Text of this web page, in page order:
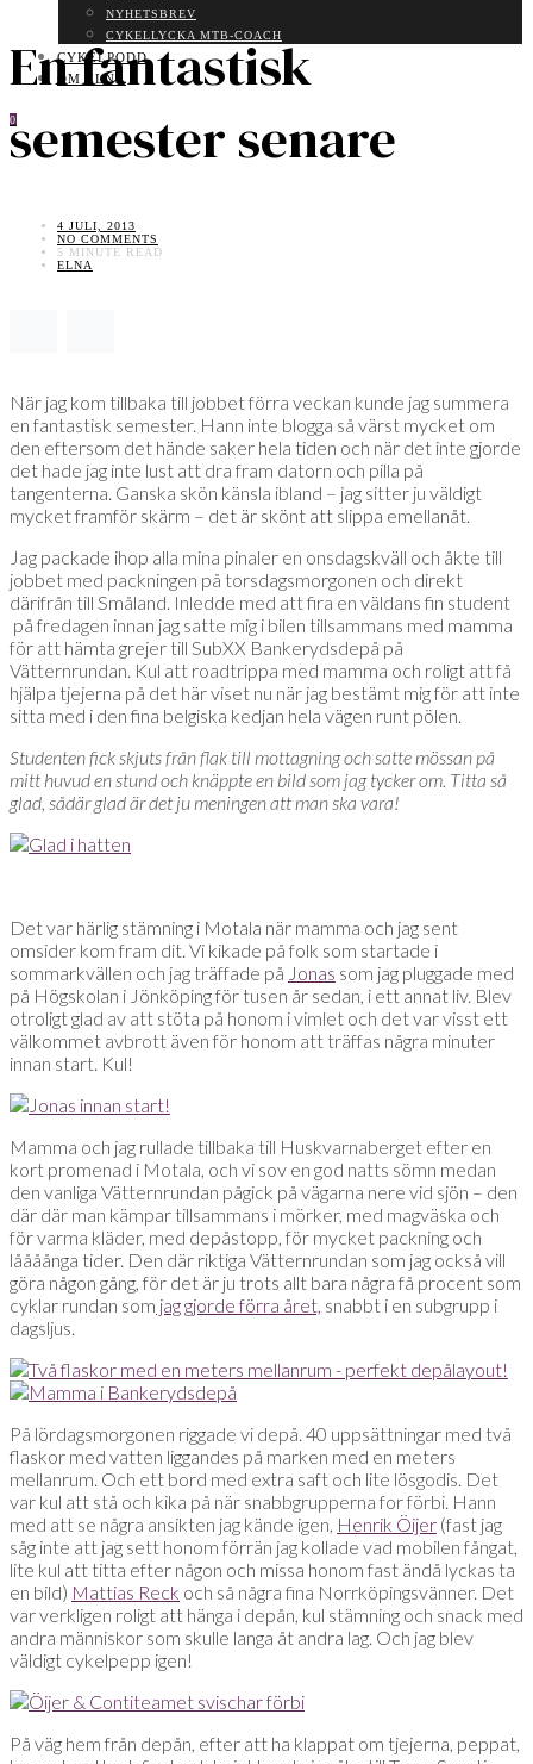
NYHETSBREV
CYKELLYCKA MTB-COACH
CYKELPODD
OM ELNA
0
En fantastisk
semester senare
4 JULI, 2013
NO COMMENTS
5 MINUTE READ
ELNA
När jag kom tillbaka till jobbet förra veckan kunde jag summera
en fantastisk semester. Hann inte blogga så värst mycket om
den eftersom det hände saker hela tiden och när det inte gjorde
det hade jag inte lust att dra fram datorn och pilla på
tangenterna. Ganska skön känsla ibland – jag sitter ju väldigt
mycket framför skärm – det är skönt att slippa emellanåt.
Jag packade ihop alla mina pinaler en onsdagskväll och åkte till
jobbet med packningen på torsdagsmorgonen och direkt
därifrån till Småland. Inledde med att fira en väldans fin student
på fredagen innan jag satte mig i bilen tillsammans med mamma
för att hämta grejer till SubXX Bankerydsdepå på
Vätternrundan. Kul att roadtrippa med mamma och roligt att få
hjälpa tjejerna på det här viset nu när jag bestämt mig för att inte
sitta med i den fina belgiska kedjan hela vägen runt pölen.
Studenten fick skjuts från flak till mottagning och satte mössan på
mitt huvud en stund och knäppte en bild som jag tycker om. Titta så
glad, sådär glad är det ju meningen att man ska vara!
Det var härlig stämning i Motala när mamma och jag sent
omsider kom fram dit. Vi kikade på folk som startade i
sommarkvällen och jag träffade på Jonas som jag pluggade med
på Högskolan i Jönköping för tusen år sedan, i ett annat liv. Blev
otroligt glad av att stöta på honom i vimlet och det var visst ett
välkommet avbrott även för honom att träffas några minuter
innan start. Kul!
Mamma och jag rullade tillbaka till Huskvarnaberget efter en
kort promenad i Motala, och vi sov en god natts sömn medan
den vanliga Vätternrundan pågick på vägarna nere vid sjön – den
där där man kämpar tillsammans i mörker, med magväska och
för varma kläder, med depåstopp, för mycket packning och
låååånga tider. Den där riktiga Vätternrundan som jag också vill
göra någon gång, för det är ju trots allt bara några få procent som
cyklar rundan som jag gjorde förra året, snabbt i en subgrupp i
dagsljus.
På lördagsmorgonen riggade vi depå. 40 uppsättningar med två
flaskor med vatten liggandes på marken med en meters
mellanrum. Och ett bord med extra saft och lite lösgodis. Det
var kul att stå och kika på när snabbgrupperna for förbi. Hann
med att se några ansikten jag kände igen, Henrik Öijer (fast jag
såg inte att jag sett honom förrän jag kollade vad mobilen fångat,
lite kul att titta efter någon och missa honom fast ändå lyckas ta
en bild) Mattias Reck och så några fina Norrköpingsvänner. Det
var verkligen roligt att hänga i depån, kul stämning och snack med
andra människor som skulle langa åt andra lag. Och jag blev
väldigt cykelpepp igen!
På väg hem från depån, efter att ha klappat om tjejerna, peppat,